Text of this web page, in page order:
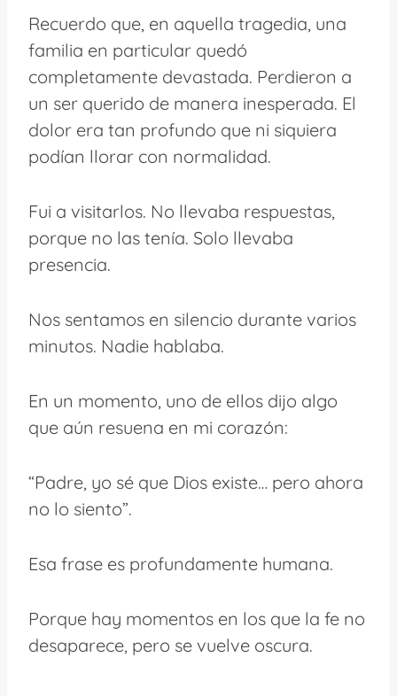
Recuerdo que, en aquella tragedia, una
familia en particular quedó
completamente devastada. Perdieron a
un ser querido de manera inesperada. El
dolor era tan profundo que ni siquiera
podían llorar con normalidad.
Fui a visitarlos. No llevaba respuestas,
porque no las tenía. Solo llevaba
presencia.
Nos sentamos en silencio durante varios
minutos. Nadie hablaba.
En un momento, uno de ellos dijo algo
que aún resuena en mi corazón:
“Padre, yo sé que Dios existe… pero ahora
no lo siento”.
Esa frase es profundamente humana.
Porque hay momentos en los que la fe no
desaparece, pero se vuelve oscura.